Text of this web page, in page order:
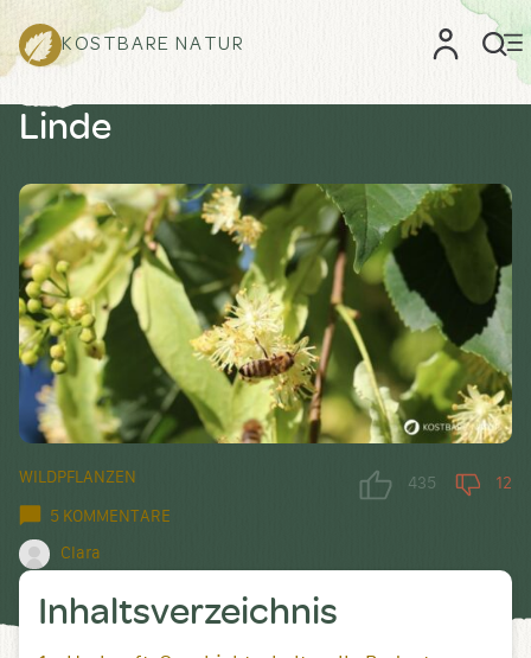
KOSTBARE NATUR
Linde
WILDPFLANZEN
5 KOMMENTARE
Clara
435 12
Inhaltsverzeichnis